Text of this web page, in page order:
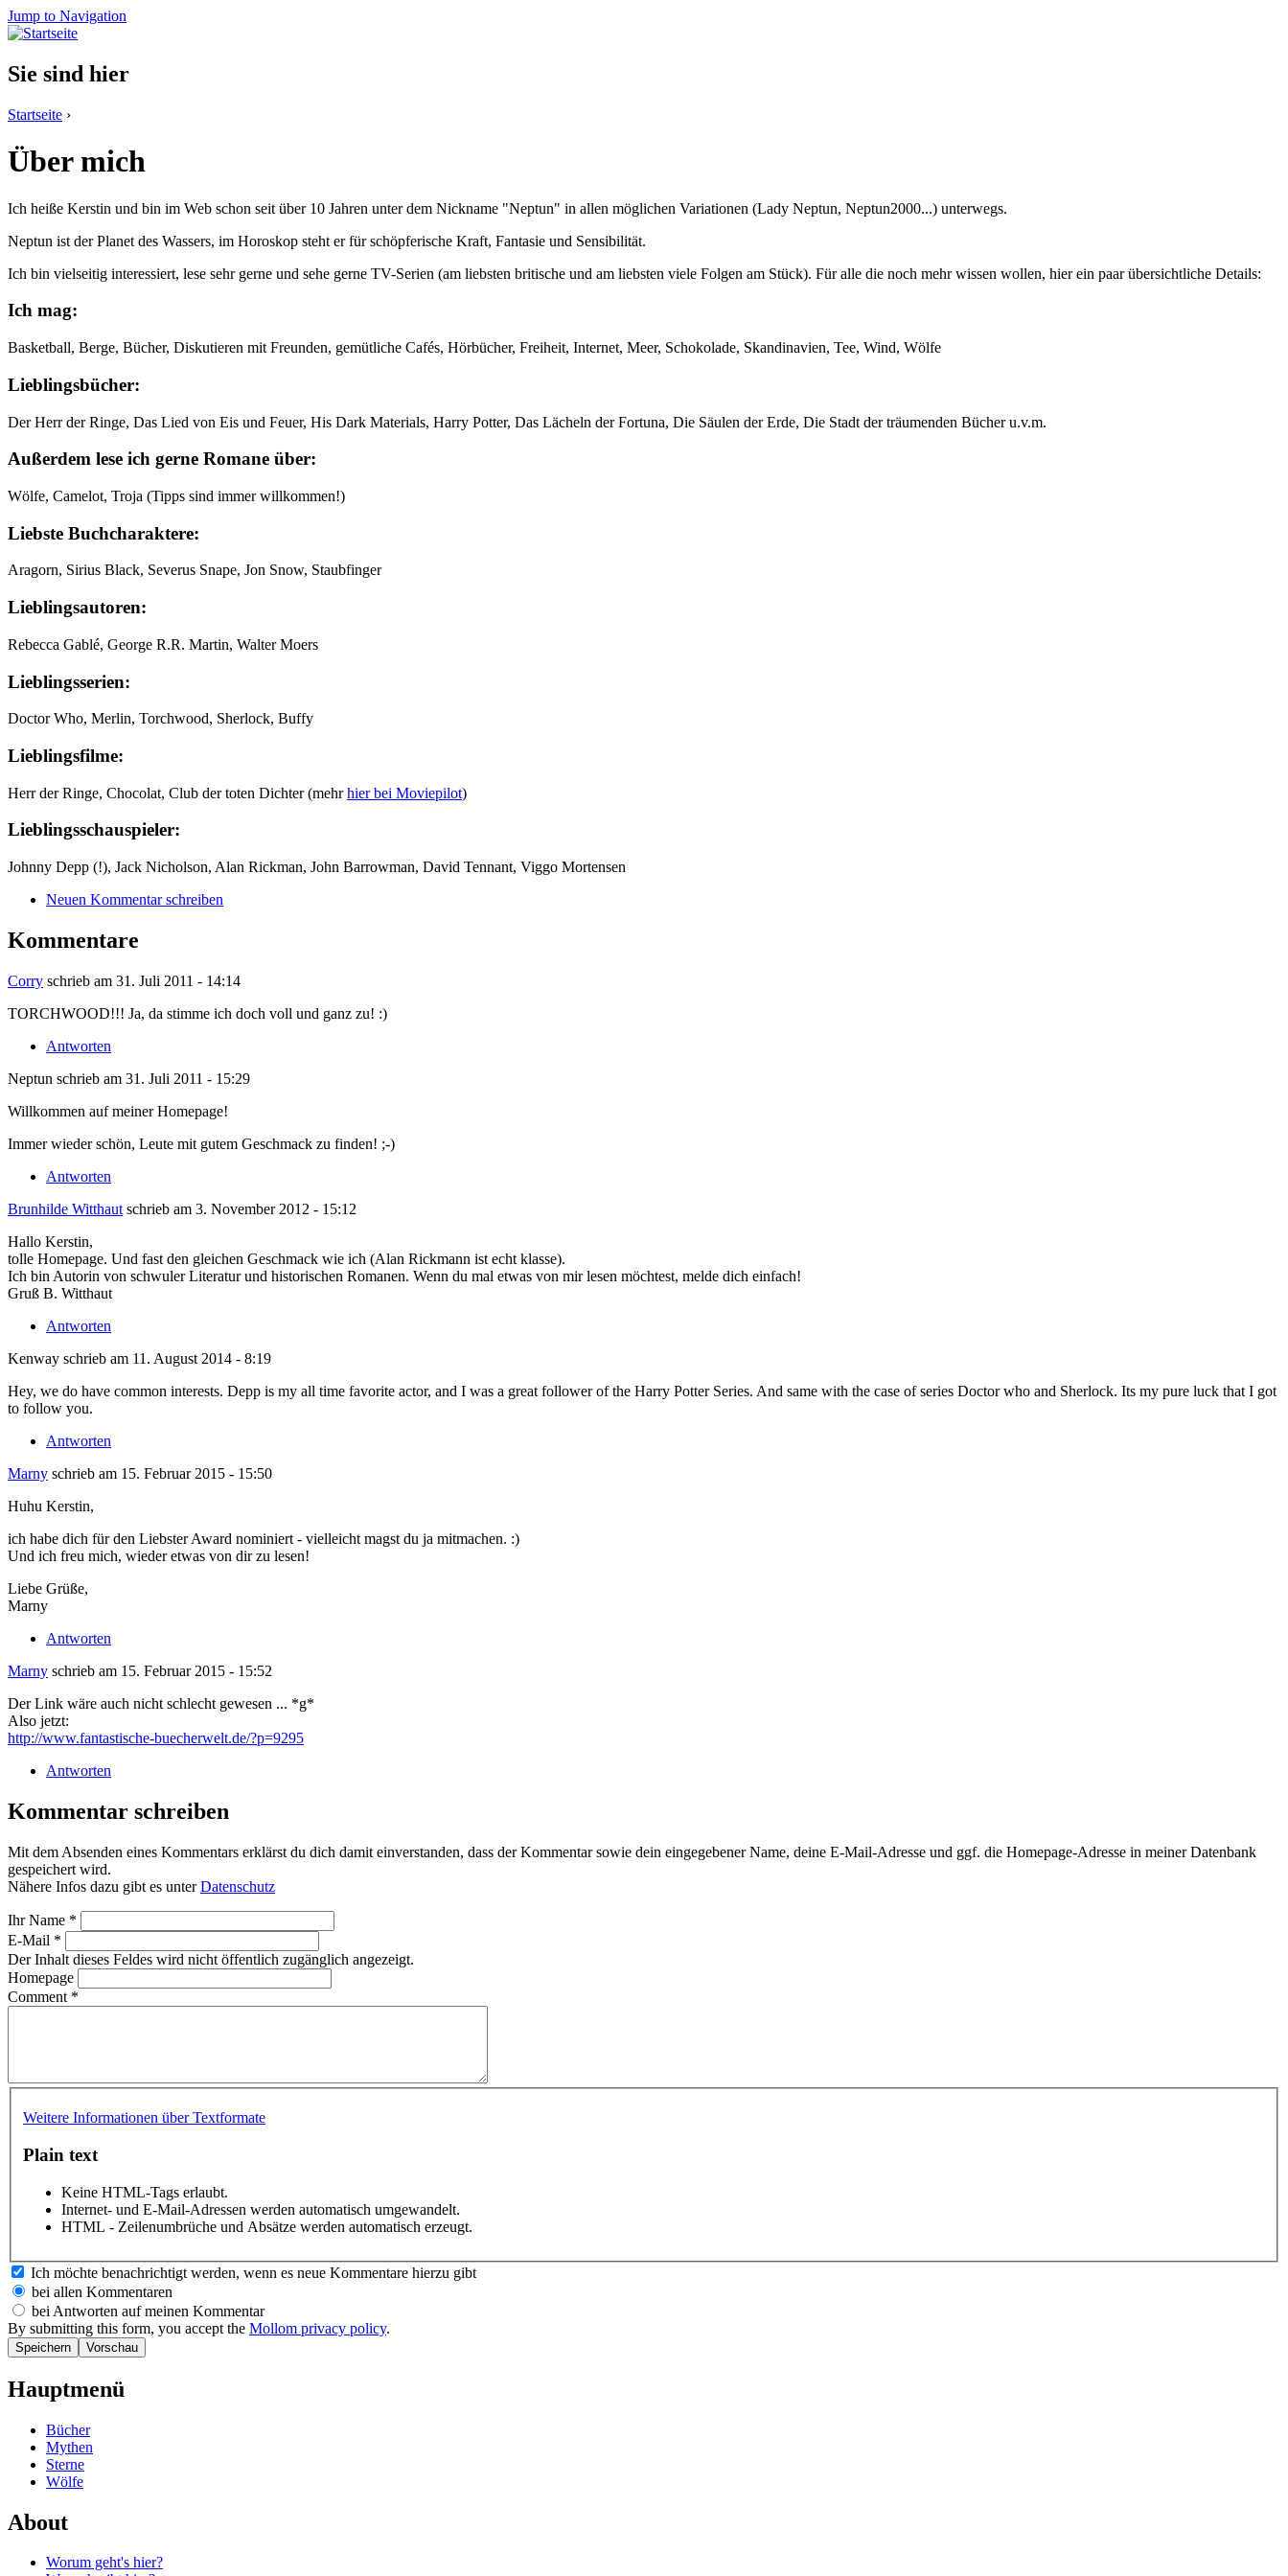
Jump to Navigation
Sie sind hier
Startseite ›
Über mich
Ich heiße Kerstin und bin im Web schon seit über 10 Jahren unter dem Nickname "Neptun" in allen möglichen Variationen (Lady Neptun, Neptun2000...) unterwegs.
Neptun ist der Planet des Wassers, im Horoskop steht er für schöpferische Kraft, Fantasie und Sensibilität.
Ich bin vielseitig interessiert, lese sehr gerne und sehe gerne TV-Serien (am liebsten britische und am liebsten viele Folgen am Stück). Für alle die noch mehr wissen wollen, hier ein paar übersichtliche Details:
Ich mag:
Basketball, Berge, Bücher, Diskutieren mit Freunden, gemütliche Cafés, Hörbücher, Freiheit, Internet, Meer, Schokolade, Skandinavien, Tee, Wind, Wölfe
Lieblingsbücher:
Der Herr der Ringe, Das Lied von Eis und Feuer, His Dark Materials, Harry Potter, Das Lächeln der Fortuna, Die Säulen der Erde, Die Stadt der träumenden Bücher u.v.m.
Außerdem lese ich gerne Romane über:
Wölfe, Camelot, Troja (Tipps sind immer willkommen!)
Liebste Buchcharaktere:
Aragorn, Sirius Black, Severus Snape, Jon Snow, Staubfinger
Lieblingsautoren:
Rebecca Gablé, George R.R. Martin, Walter Moers
Lieblingsserien:
Doctor Who, Merlin, Torchwood, Sherlock, Buffy
Lieblingsfilme:
Herr der Ringe, Chocolat, Club der toten Dichter (mehrhier bei Moviepilot)
Lieblingsschauspieler:
Johnny Depp (!), Jack Nicholson, Alan Rickman, John Barrowman, David Tennant, Viggo Mortensen
Neuen Kommentar schreiben
Kommentare
Corry schrieb am 31. Juli 2011 - 14:14
TORCHWOOD!!! Ja, da stimme ich doch voll und ganz zu! :)
Antworten
Neptun schrieb am 31. Juli 2011 - 15:29
Willkommen auf meiner Homepage!
Immer wieder schön, Leute mit gutem Geschmack zu finden! ;-)
Antworten
Brunhilde Witthaut schrieb am 3. November 2012 - 15:12
Hallo Kerstin,
tolle Homepage. Und fast den gleichen Geschmack wie ich (Alan Rickmann ist echt klasse).
Ich bin Autorin von schwuler Literatur und historischen Romanen. Wenn du mal etwas von mir lesen möchtest, melde dich einfach!
Gruß B. Witthaut
Antworten
Kenway schrieb am 11. August 2014 - 8:19
Hey, we do have common interests. Depp is my all time favorite actor, and I was a great follower of the Harry Potter Series. And same with the case of series Doctor who and Sherlock. Its my pure luck that I got
to follow you.
Antworten
Marny schrieb am 15. Februar 2015 - 15:50
Huhu Kerstin,
ich habe dich für den Liebster Award nominiert - vielleicht magst du ja mitmachen. :)
Und ich freu mich, wieder etwas von dir zu lesen!
Liebe Grüße,
Marny
Antworten
Marny schrieb am 15. Februar 2015 - 15:52
Der Link wäre auch nicht schlecht gewesen ... *g*
Also jetzt:
http://www.fantastische-buecherwelt.de/?p=9295
Antworten
Kommentar schreiben
Mit dem Absenden eines Kommentars erklärst du dich damit einverstanden, dass der Kommentar sowie dein eingegebener Name, deine E-Mail-Adresse und ggf. die Homepage-Adresse in meiner Datenbank
gespeichert wird.
Nähere Infos dazu gibt es unterDatenschutz
Ihr Name *
E-Mail *
Der Inhalt dieses Feldes wird nicht öffentlich zugänglich angezeigt.
Homepage
Comment *
Weitere Informationen über Textformate
Plain text
Keine HTML-Tags erlaubt.
Internet- und E-Mail-Adressen werden automatisch umgewandelt.
HTML - Zeilenumbrüche und Absätze werden automatisch erzeugt.
Ich möchte benachrichtigt werden, wenn es neue Kommentare hierzu gibt
bei allen Kommentaren
bei Antworten auf meinen Kommentar
By submitting this form, you accept the Mollom privacy policy.
Hauptmenü
Bücher
Mythen
Sterne
Wölfe
About
Worum geht's hier?